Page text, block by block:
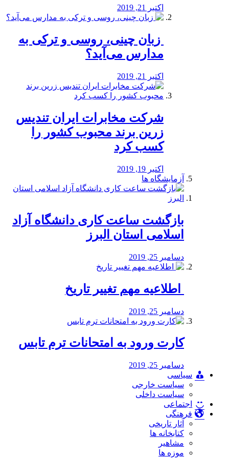
اکتبر 21, 2019
️ زبان چینی، روسی و ترکی به
مدارس می‌آید؟
اکتبر 21, 2019
شرکت مخابرات ایران تندیس
زرین برند محبوب کشور را
کسب کرد
اکتبر 19, 2019
آزمایشگاه ها
بازگشت ساعت کاری دانشگاه آزاد
اسلامی استان البرز
دسامبر 25, 2019
️ اطلاعیه مهم تغییر تاریخ
دسامبر 25, 2019
کارت ورود به امتحانات ترم تابس
دسامبر 25, 2019
سیاسی
سیاست خارجی
سیاست داخلی
اجتماعی
فرهنگی
آثار تاریخی
کتابخانه ها
مشاهیر
موزه ها